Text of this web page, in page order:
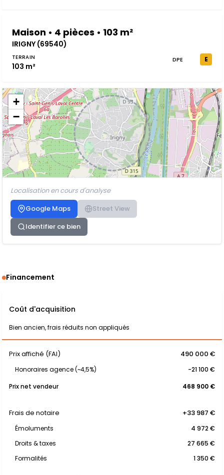
Maison • 4 pièces • 103 m²
IRIGNY (69540)
TERRAIN
103 m²
DPE E
+
−
Localisation en cours d'analyse
Google Maps
Street View
Identifier ce bien
Financement
Coût d'acquisition
Bien ancien, frais réduits non appliqués
Prix affiché (FAI) 490 000 €
Honoraires agence (~4,5%)
-21 100 €
Prix net vendeur
468 900 €
Frais de notaire +33 987 €
Émoluments
4 972 €
Droits & taxes
27 665 €
Formalités
1 350 €